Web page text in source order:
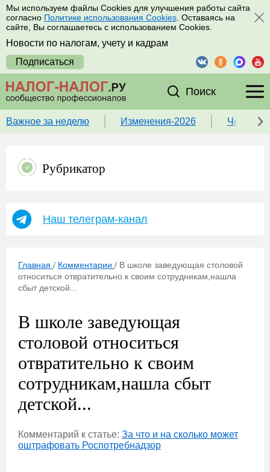
Мы используем файлы Cookies для улучшения работы сайта
согласно Политике использования Cookies . Оставаясь на
сайте, Вы соглашаетесь с использованием Cookies.
Новости по налогам, учету и кадрам
Подписаться
Поиск
Важное за неделю Изменения-2026 Чек-
Рубрикатор
Наш телеграм-канал
Главная / Комментарии / В школе заведующая столовой
относиться отвратительно к своим сотрудникам,нашла
сбыт детской...
В школе заведующая
столовой относиться
отвратительно к своим
сотрудникам,нашла сбыт
детской...
Комментарий к статье: За что и на сколько может
оштрафовать Роспотребнадзор